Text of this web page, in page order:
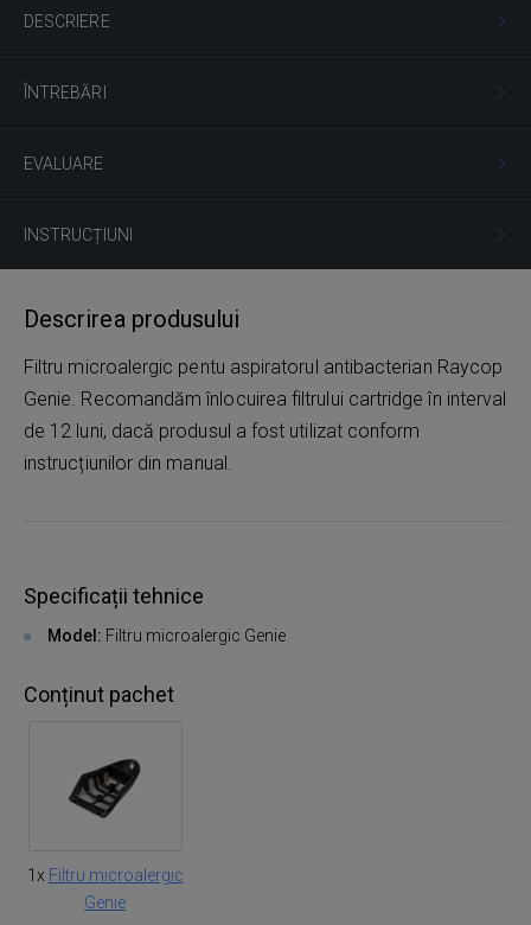
DESCRIERE
ÎNTREBĂRI
EVALUARE
INSTRUCȚIUNI
Descrirea produsului
Filtru microalergic pentu aspiratorul antibacterian Raycop
Genie. Recomandăm înlocuirea filtrului cartridge în interval
de 12 luni, dacă produsul a fost utilizat conform
instrucțiunilor din manual.
Specificații tehnice
Model: Filtru microalergic Genie
Conținut pachet
1x Filtru microalergic
Genie